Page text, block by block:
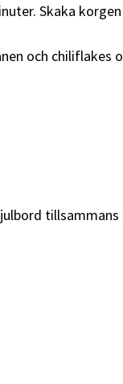
Skaka
och chiliflakes
tillsammans